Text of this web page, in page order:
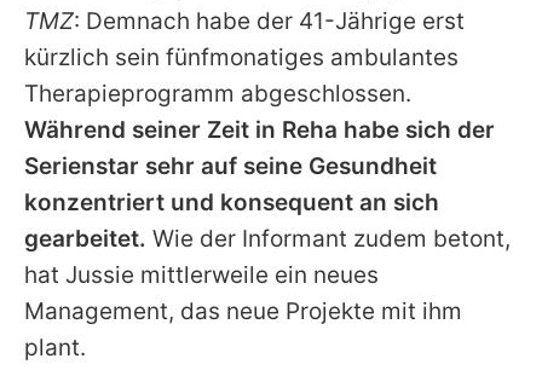
TMZ: Demnach habe der 41-Jährige erst
kürzlich sein fünfmonatiges ambulantes
Therapieprogramm abgeschlossen.
Während seiner Zeit in Reha habe sich der
Serienstar sehr auf seine Gesundheit
konzentriert und konsequent an sich
gearbeitet. Wie der Informant zudem betont,
hat Jussie mittlerweile ein neues
Management, das neue Projekte mit ihm
plant.